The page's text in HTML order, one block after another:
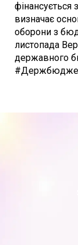
фінансується
визначає
оборони з
листопада
державного